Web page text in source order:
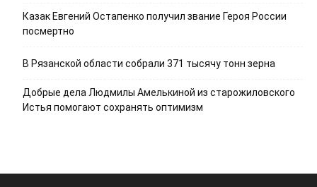
Казак Евгений Остапенко получил звание Героя России
посмертно
В Рязанской области собрали 371 тысячу тонн зерна
Добрые дела Людмилы Амелькиной из старожиловского
Истья помогают сохранять оптимизм